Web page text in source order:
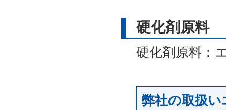
硬化剤原料
硬化剤原料：
弊社の取扱い